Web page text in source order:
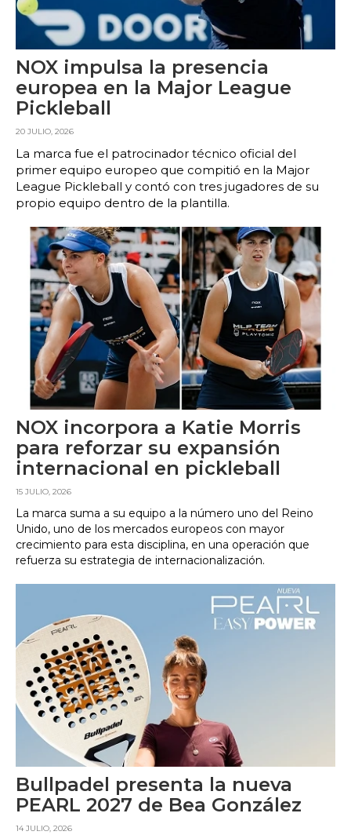
NOX impulsa la presencia
europea en la Major League
Pickleball
20 JULIO, 2026
La marca fue el patrocinador técnico oficial del
primer equipo europeo que compitió en la Major
League Pickleball y contó con tres jugadores de su
propio equipo dentro de la plantilla.
NOX incorpora a Katie Morris
para reforzar su expansión
internacional en pickleball
15 JULIO, 2026
La marca suma a su equipo a la número uno del Reino
Unido, uno de los mercados europeos con mayor
crecimiento para esta disciplina, en una operación que
refuerza su estrategia de internacionalización.
Bullpadel presenta la nueva
PEARL 2027 de Bea González
14 JULIO, 2026